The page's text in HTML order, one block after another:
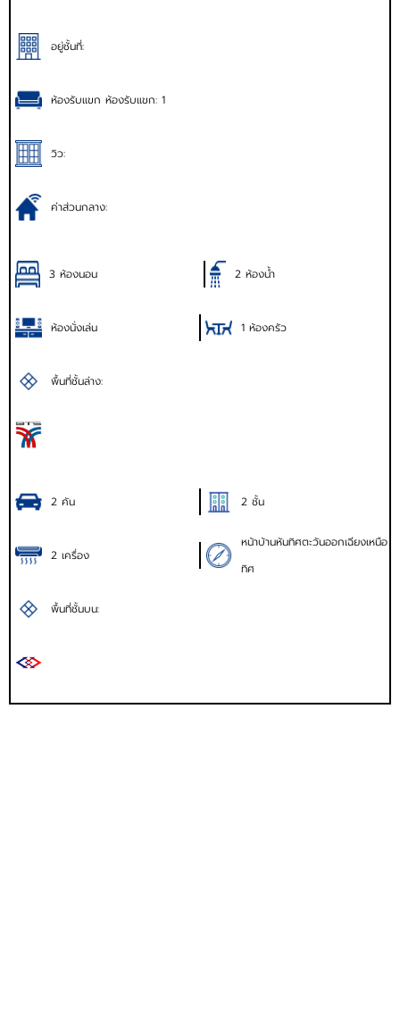
อยู่ชั้นที่:
ห้องรับแขก ห้องรับแขก: 1
วิว:
ค่าส่วนกลาง:
3 ห้องนอน 2 ห้องน้ำ
ห้องนั่งเล่น 1 ห้องครัว
พื้นที่ชั้นล่าง:
2 คัน 2 ชั้น
2 เครื่อง
หน้าบ้านหันทิศตะวันออกเฉียงเหนือ
ทิศ
พื้นที่ชั้นบน: